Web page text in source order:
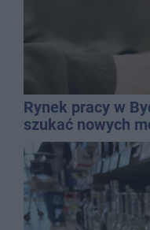
Rynek pracy w
szukać nowych